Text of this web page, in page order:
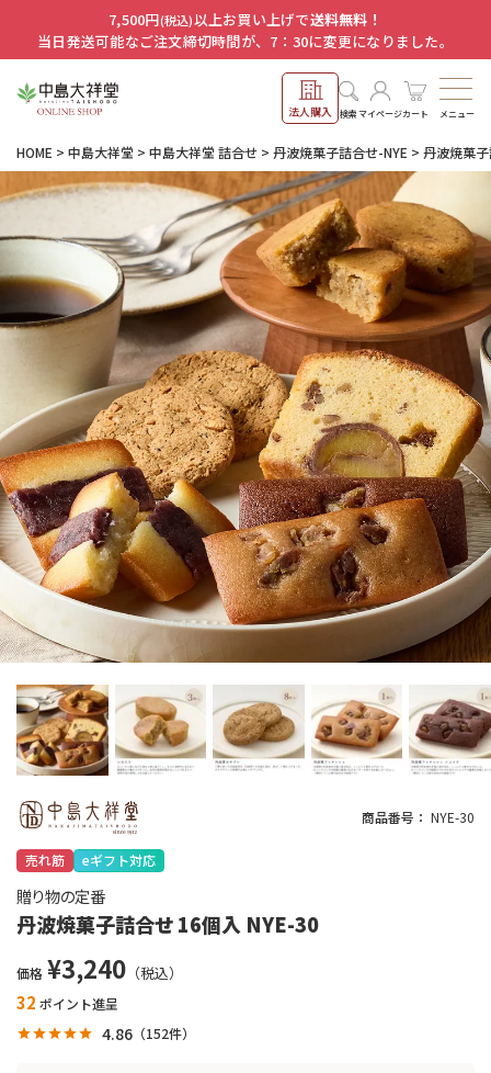
7,500円(税込)以上お買い上げで送料無料！
当日発送可能なご注文締切時間が、7：30に変更になりました。
法人購入 検索マイページカート メニュー
HOME 中島大祥堂 中島大祥堂 詰合せ 丹波焼菓子詰合せ-NYE 丹波焼菓
商品番号 NYE-30
売れ筋 eギフト対応
贈り物の定番
丹波焼菓子詰合せ 16個入 NYE-30
価格 ¥3,240
32 ポイント進呈
4.86 152